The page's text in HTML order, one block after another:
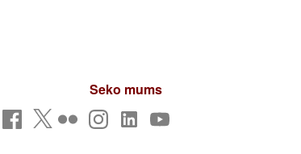
Seko mums